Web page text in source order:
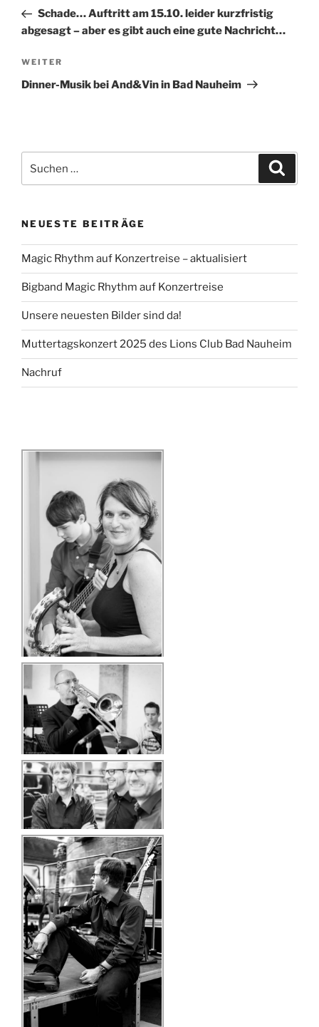
Beitrag
Schade… Auftritt am 15.10. leider kurzfristig
abgesagt – aber es gibt auch eine gute Nachricht…
Nächster
Beitrag
WEITER
Dinner-Musik bei And&Vin in Bad Nauheim
nach:
NEUESTE BEITRÄGE
Magic Rhythm auf Konzertreise – aktualisiert
Bigband Magic Rhythm auf Konzertreise
Unsere neuesten Bilder sind da!
Muttertagskonzert 2025 des Lions Club Bad Nauheim
Nachruf